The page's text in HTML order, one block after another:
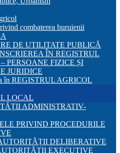
combaterea buruienii
DE UTILITATE PUBLICĂ
ÎN REGISTRUL
PERSOANE FIZICE ȘI
JURIDICE
în REGISTRUL AGRICOL
LOCAL
ADMINISTRATIV-
PRIVIND PROCEDURILE
DELIBERATIVE
EXECUTIVE